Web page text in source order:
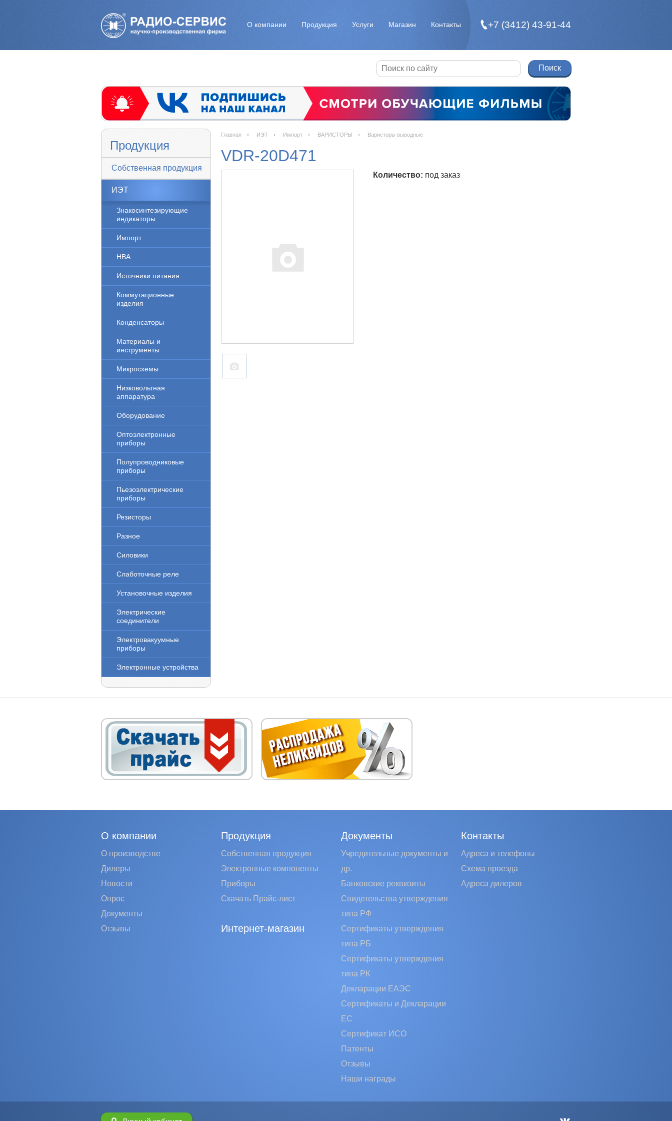
О компании Продукция Услуги Магазин Контакты +7 (3412) 43-91-44
Продукция
Собственная продукция
ИЭТ
Знакосинтезирующие
индикаторы
Импорт
НВА
Источники питания
Коммутационные
изделия
Конденсаторы
Материалы и
инструменты
Микросхемы
Низковольтная
аппаратура
Оборудование
Оптоэлектронные
приборы
Полупроводниковые
приборы
Пьезоэлектрические
приборы
Резисторы
Разное
Силовики
Слаботочные реле
Установочные изделия
Электрические
соединители
Электровакуумные
приборы
Электронные устройства
Главная ИЭТ Импорт ВАРИСТОРЫ Варисторы выводные
VDR-20D471
Количество: под заказ
О компании
О производстве
Дилеры
Новости
Опрос
Документы
Отзывы
Продукция
Собственная продукция
Электронные компоненты
Приборы
Скачать Прайс-лист
Интернет-магазин
Документы
Учредительные документы и
др.
Банковские реквизиты
Свидетельства утверждения
типа РФ
Сертификаты утверждения
типа РБ
Сертификаты утверждения
типа РК
Декларации ЕАЭС
Сертификаты и Декларации
EC
Сертификат ИСО
Патенты
Отзывы
Наши награды
Контакты
Адреса и телефоны
Схема проезда
Адреса дилеров